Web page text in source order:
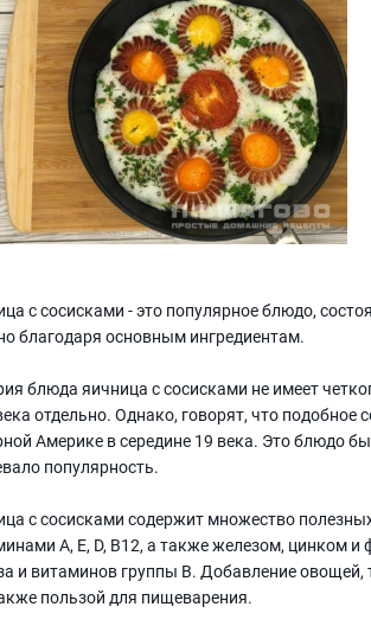
с сосисками - это популярное блюдо,
благодаря основным ингредиентам.
блюда яичница с сосисками не имеет
отдельно. Однако, говорят, что подобное
Америке в середине 19 века. Это блюдо
популярность.
с сосисками содержит множество
A, E, D, B12, а также железом, цинком
и витаминов группы B. Добавление
пользой для пищеварения.